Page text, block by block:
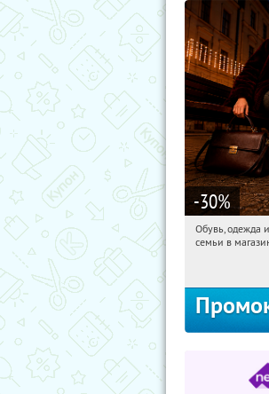
-30%
17:10:13
Обувь, одежда
семьи в